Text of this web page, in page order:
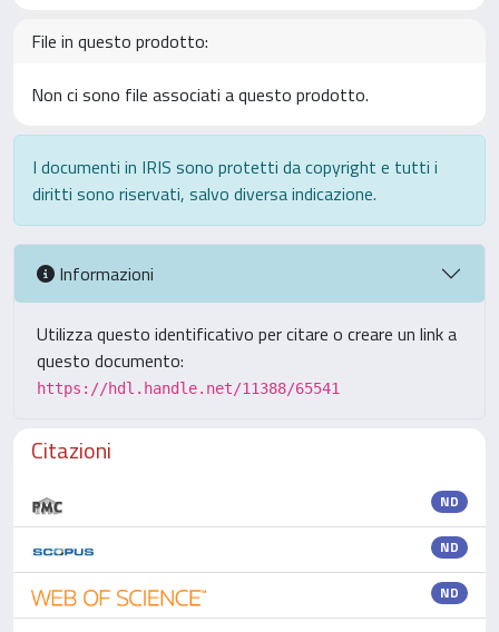
File in questo prodotto:
Non ci sono file associati a questo prodotto.
I documenti in IRIS sono protetti da copyright e tutti i
diritti sono riservati, salvo diversa indicazione.
Informazioni
Utilizza questo identificativo per citare o creare un link a
questo documento:
https://hdl.handle.net/11388/65541
Citazioni
ND
ND
ND